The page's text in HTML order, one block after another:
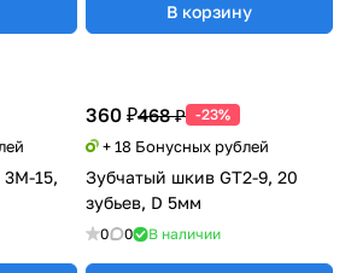
В корзину
360 ₽468 ₽ -23%
+ 18 Бонусных рублей
Зубчатый шкив GT2-9, 20
зубьев, D 5мм
0 0 В наличии
15,